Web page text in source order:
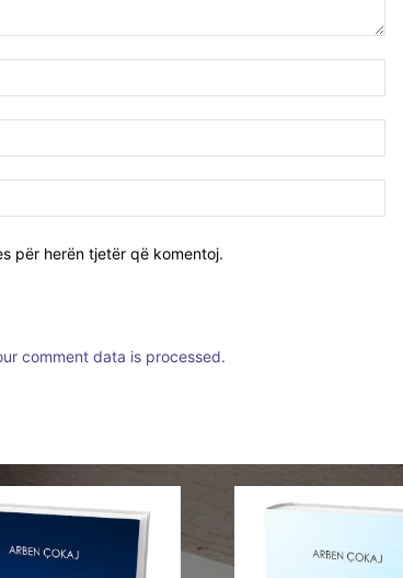
për herën tjetër që komentoj.
comment data is processed.